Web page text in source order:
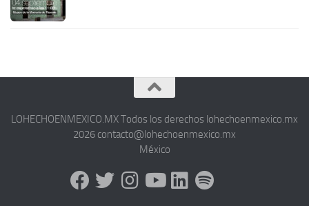
LOHECHOENMEXICO.MX Todos los derechos lohechoenmexico.mx
2026 contacto@lohechoenmexico.mx
México